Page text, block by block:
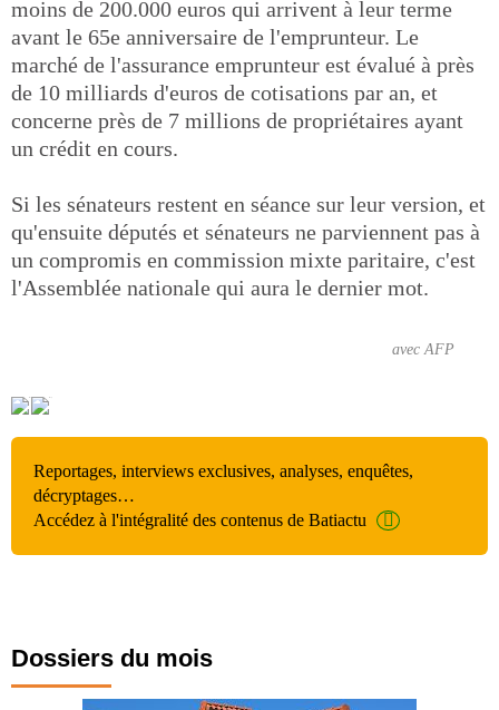
moins de 200.000 euros qui arrivent à leur terme
avant le 65e anniversaire de l'emprunteur. Le
marché de l'assurance emprunteur est évalué à près
de 10 milliards d'euros de cotisations par an, et
concerne près de 7 millions de propriétaires ayant
un crédit en cours.
Si les sénateurs restent en séance sur leur version, et
qu'ensuite députés et sénateurs ne parviennent pas à
un compromis en commission mixte paritaire, c'est
l'Assemblée nationale qui aura le dernier mot.
avec AFP
Reportages, interviews exclusives, analyses, enquêtes,
décryptages…
Accédez à l'intégralité des contenus de Batiactu
Dossiers du mois